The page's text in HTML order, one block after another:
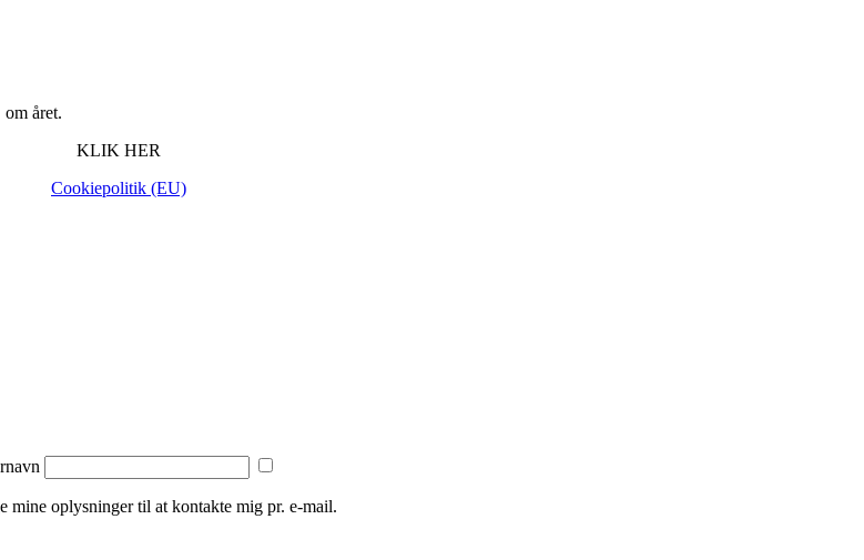
året.
KLIK HER
Cookiepolitik (EU)
​​mine oplysninger til at kontakte mig pr. e-mail.